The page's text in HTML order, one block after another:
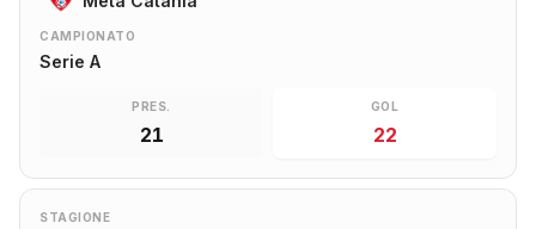
CAMPIONATO
Serie A
PRES.
21
GOL
22
STAGIONE